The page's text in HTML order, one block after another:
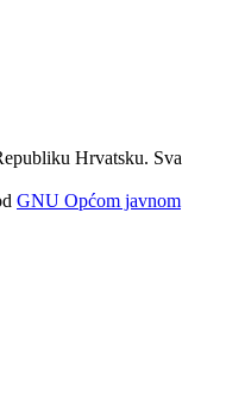
Hrvatsku. Sva
GNU Općom javnom